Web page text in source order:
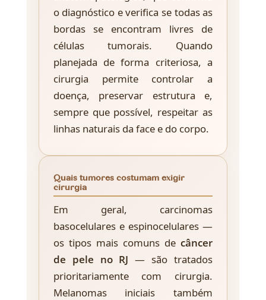
o diagnóstico e verifica se todas as
bordas se encontram livres de
células tumorais. Quando
planejada de forma criteriosa, a
cirurgia permite controlar a
doença, preservar estrutura e,
sempre que possível, respeitar as
linhas naturais da face e do corpo.
Quais tumores costumam exigir
cirurgia
Em geral, carcinomas
basocelulares e espinocelulares —
os tipos mais comuns decâncer
de pele no RJ — são tratados
prioritariamente com cirurgia.
Melanomas iniciais também